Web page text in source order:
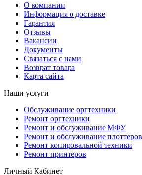
О компании
Информация о доставке
Гарантия
Отзывы
Вакансии
Документы
Связаться с нами
Возврат товара
Карта сайта
Наши услуги
Обслуживание оргтехники
Ремонт оргтехники
Ремонт и обслуживание МФУ
Ремонт и обслуживание плоттеров
Ремонт копировальной техники
Ремонт принтеров
Личный Кабинет